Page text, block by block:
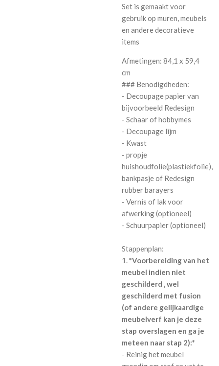
Set is gemaakt voor
gebruik op muren, meubels
en andere decoratieve
items
Afmetingen: 84,1 x 59,4
cm
### Benodigdheden:
- Decoupage papier van
bijvoorbeeld Redesign
- Schaar of hobbymes
- Decoupage lijm
- Kwast
- propje
huishoudfolie(plastiekfolie),
bankpasje of Redesign
rubber barayers
- Vernis of lak voor
afwerking (optioneel)
- Schuurpapier (optioneel)
Stappenplan:
1.*Voorbereiding van het
meubel indien niet
geschilderd , wel
geschilderd met fusion
(of andere gelijkaardige
meubelverf kan je deze
stap overslagen en ga je
meteen naar stap 2):*
- Reinig het meubel